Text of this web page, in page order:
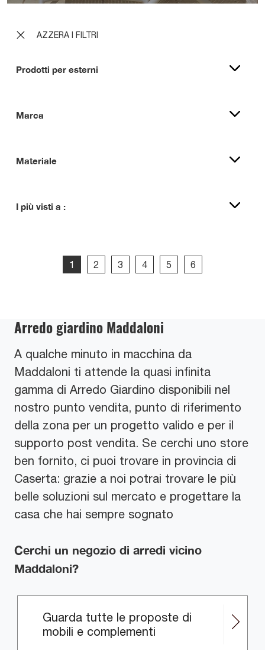
AZZERA I FILTRI
Prodotti per esterni
Marca
Materiale
I più visti a :
1 2 3 4 5 6
Arredo giardino Maddaloni
A qualche minuto in macchina da
Maddaloni ti attende la quasi infinita
gamma di Arredo Giardino disponibili nel
nostro punto vendita, punto di riferimento
della zona per un progetto valido e per il
supporto post vendita. Se cerchi uno store
ben fornito, ci puoi trovare in provincia di
Caserta: grazie a noi potrai trovare le più
belle soluzioni sul mercato e progettare la
casa che hai sempre sognato
Cerchi un negozio di arredi vicino
Maddaloni?
Guarda tutte le proposte di
mobili e complementi